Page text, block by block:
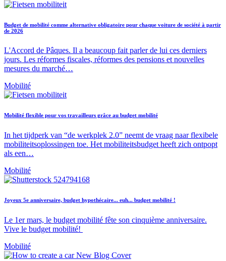
Budget de mobilité comme alternative obligatoire pour chaque voiture de société à partir
de 2026
L'Accord de Pâques. Il a beaucoup fait parler de lui ces derniers
jours. Les réformes fiscales, réformes des pensions et nouvelles
mesures du marché…
Mobilité
Mobilité flexible pour vos travailleurs grâce au budget mobilité
In het tijdperk van “de werkplek 2.0” neemt de vraag naar flexibele
mobiliteitsoplossingen toe. Het mobiliteitsbudget heeft zich ontpopt
als een…
Mobilité
Joyeux 5e anniversaire, budget hypothécaire... euh... budget mobilité !
Le 1er mars, le budget mobilité fête son cinquième anniversaire.
Vive le budget mobilité!
Mobilité